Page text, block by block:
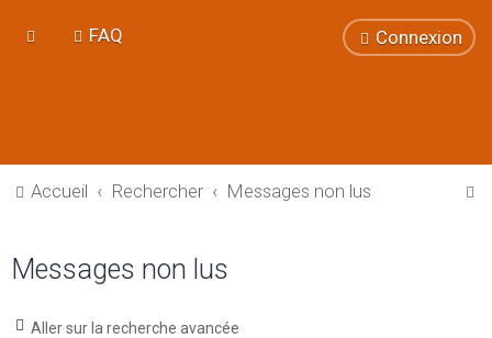
FAQ Connexion
Accueil Rechercher Messages non lus
Messages non lus
Aller sur la recherche avancée